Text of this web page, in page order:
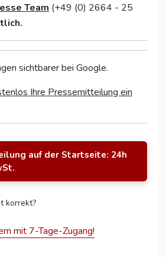
Team (+49 (0) 2664 - 25
sichtbarer bei Google.
Ihre Pressemitteilung ein
auf der Startseite: 24h
korrekt?
mit 7-Tage-Zugang!